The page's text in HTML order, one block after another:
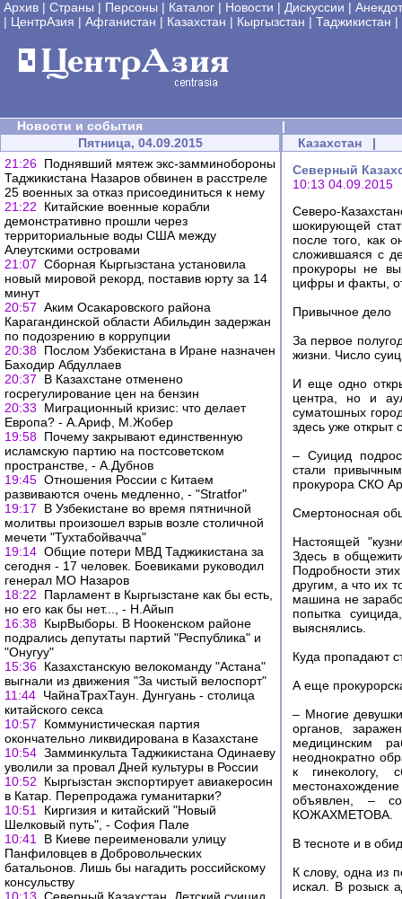
Архив | Страны | Персоны | Каталог | Новости | Дискуссии |
| ЦентрАзия | Афганистан | Казахстан | Кыргызстан | Таджикистан |
Новости и события
|
Пятница, 04.09.2015
21:26 Поднявший мятеж экс-замминобороны
Таджикистана Назаров обвинен в расстреле
25 военных за отказ присоединиться к нему
21:22
Китайские военные корабли
демонстративно прошли через
территориальные воды США между
Алеутскими островами
21:07 Сборная Кыргызстана установила
новый мировой рекорд, поставив юрту за 14
минут
20:57 Аким Осакаровского района
Карагандинской области Абильдин задержан
по подозрению в коррупции
20:38 Послом Узбекистана в Иране назначен
Баходир Абдуллаев
20:37
В Казахстане отменено
госрегулирование цен на бензин
20:33
Миграционный кризис: что делает
Европа? - А.Ариф, М.Жобер
19:58 Почему закрывают единственную
исламскую партию на постсоветском
пространстве, - А.Дубнов
19:45 Отношения России с Китаем
развиваются очень медленно, - "Stratfor"
19:17
В Узбекистане во время пятничной
молитвы произошел взрыв возле столичной
мечети "Тухтабойвачча"
19:14 Общие потери МВД Таджикистана за
сегодня - 17 человек. Боевиками руководил
генерал МО Назаров
18:22
Парламент в Кыргызстане как бы есть,
но его как бы нет..., - Н.Айып
16:38 КырВыборы. В Ноокенском районе
подрались депутаты партий "Республика" и
"Онугуу"
15:36 Казахстанскую велокоманду "Астана"
выгнали из движения "За чистый велоспорт"
11:44 ЧайнаТрахТаун. Дунгуань - столица
китайского секса
10:57
Коммунистическая партия
окончательно ликвидирована в Казахстане
10:54 Замминкульта Таджикистана Одинаеву
уволили за провал Дней культуры в России
10:52
Кыргызстан экспортирует авиакеросин
в Катар. Перепродажа гуманитарки?
10:51
Киргизия и китайский "Новый
Шелковый путь", - София Пале
10:41
В Киеве переименовали улицу
Панфиловцев в Добровольческих
батальонов. Лишь бы нагадить российскому
консульству
Казахстан |
Северный
10:13 04.09.2015
Северо-
шокирующей
после того, как
сложившаяся с
прокуроры не
цифры и факты,
Привычное дело
За первое
жизни. Число
И еще одно
центра, но и
суматошных
здесь уже открыт
– Суицид
стали
прокурора СКО
Смертоносная
Настоящей
Здесь в
Подробности
другим, а что их
машина не
попытка
выяснялись.
Куда пропадают
А еще
– Многие
органов,
медицинским
неоднократно
к гинекологу,
объявлен, –
КОЖАХМЕТОВА.
В тесноте и в
К слову, одна из
искал. В розыск